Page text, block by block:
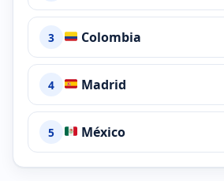
3 Colombia
4 Madrid
5 México